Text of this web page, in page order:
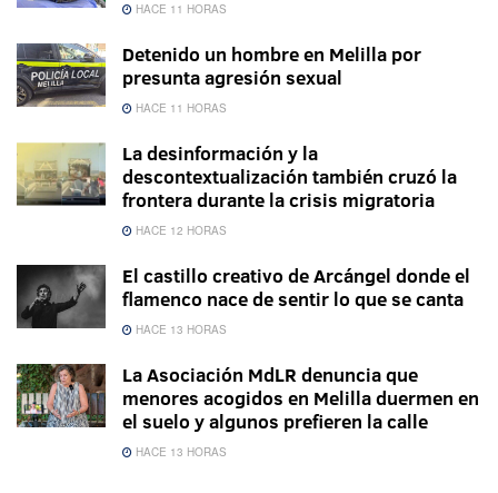
HACE 11 HORAS
Detenido un hombre en Melilla por
presunta agresión sexual
HACE 11 HORAS
La desinformación y la
descontextualización también cruzó la
frontera durante la crisis migratoria
HACE 12 HORAS
El castillo creativo de Arcángel donde el
flamenco nace de sentir lo que se canta
HACE 13 HORAS
La Asociación MdLR denuncia que
menores acogidos en Melilla duermen en
el suelo y algunos prefieren la calle
HACE 13 HORAS